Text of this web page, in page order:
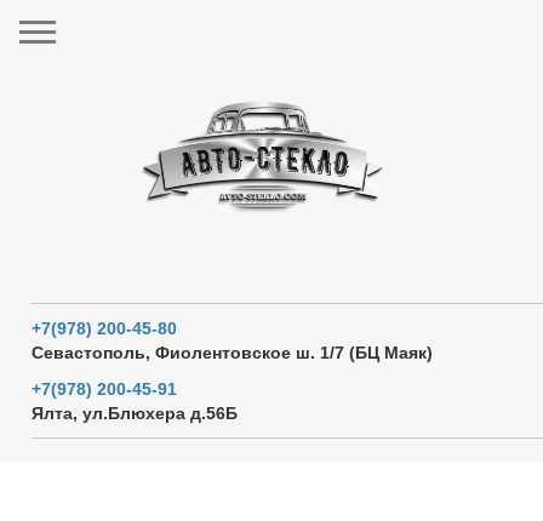
+7(978) 200-45-80
Севастополь, Фиолентовское ш. 1/7 (БЦ Маяк)
+7(978) 200-45-91
Ялта, ул.Блюхера д.56Б